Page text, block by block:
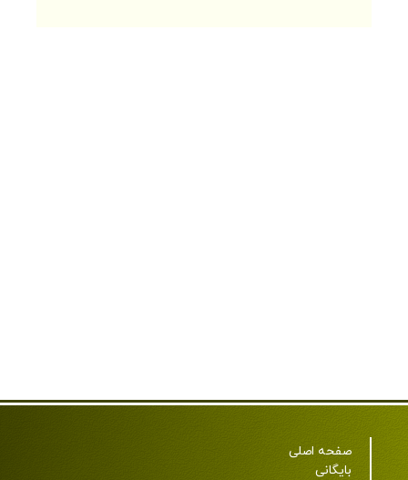
صفحه اصلی
بایگانی